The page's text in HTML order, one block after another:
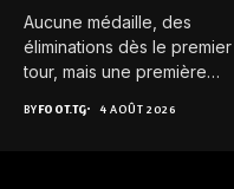
Aucune médaille, des
éliminations dès le premier
tour, mais une première
BYFOOT.TG 4 AOÛT 2026